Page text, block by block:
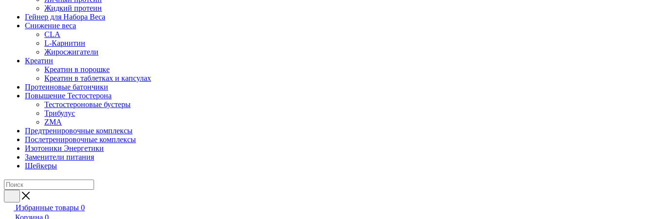
Жидкий протеин
Гейнер для Набора Веса
Снижение веса
CLA
L-Карнитин
Жиросжигатели
Креатин
Креатин в порошке
Креатин в таблетках и капсулах
Протеиновые батончики
Повышение Тестостерона
Тестостероновые бустеры
Трибулус
ZMA
Предтренировочные комплексы
Послетренировочные комплексы
Изотоники Энергетики
Заменители питания
Шейкеры
Избранные товары 0
Корзина 0